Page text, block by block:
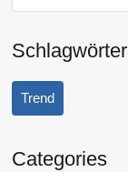
Schlagwörter
Trend
Categories